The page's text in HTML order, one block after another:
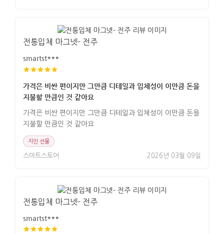
전통입체 마그넷- 전주
smartst***
가격은 비싼 편이지만 그만큼 디테일과 입체성이 이만큼 돈을
지불할 만큼인 것 같아요
가격은 비싼 편이지만 그만큼 디테일과 입체성이 이만큼 돈을
지불할 만큼인 것 같아요
지인 선물
스마트스토어 2026년 03월 09일
전통입체 마그넷- 전주
smartst***